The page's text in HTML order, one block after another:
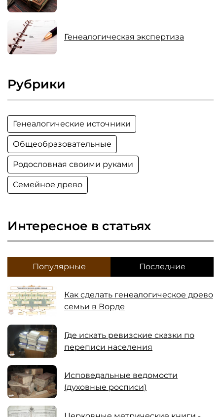
Генеалогическая экспертиза
Рубрики
Генеалогические источники
Общеобразовательные
Родословная своими руками
Семейное древо
Интересное в статьях
Популярные Последние
Как сделать генеалогическое древо
семьи в Ворде
Где искать ревизские сказки по
переписи населения
Исповедальные ведомости
(духовные росписи)